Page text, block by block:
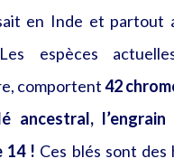
en Inde et partout
espèces
comportent42
ancestral, l’engrain
14 ! Ces blés sont des